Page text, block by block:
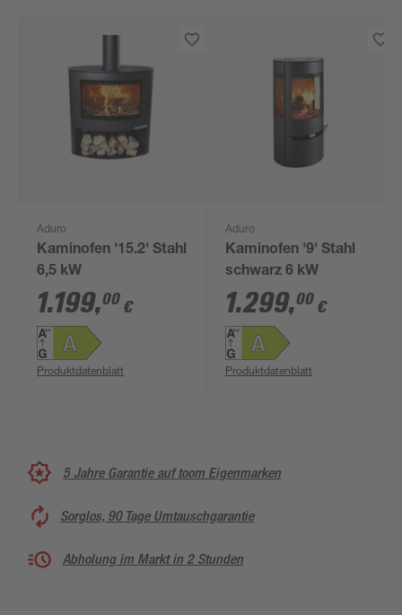
Aduro
Kaminofen '15.2' Stahl
6,5 kW
1.199,00 €
Produktdatenblatt
Aduro
Kaminofen '9' Stahl
schwarz 6 kW
1.299,00 €
Produktdatenblatt
5 Jahre Garantie auf toom Eigenmarken
Sorglos, 90 Tage Umtauschgarantie
Abholung im Markt in 2 Stunden